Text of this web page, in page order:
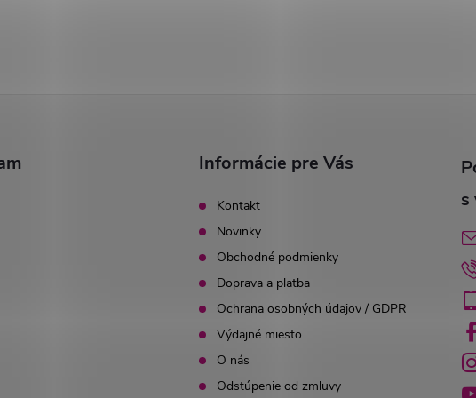
Informácie pre Vás
Kontakt
Novinky
Obchodné podmienky
Doprava a platba
Ochrana osobných údajov / GDPR
Výdajné miesto
O nás
Odstúpenie od zmluvy